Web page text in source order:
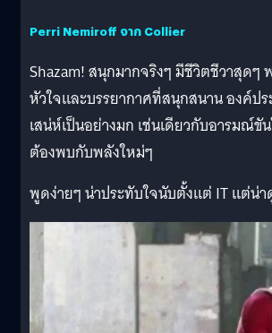
Perri Nemiroff จาก Collier
Shazam! สนุกมากจริงๆ มีชีวิตชีวาสุดๆ
หัวใจและบรรยากาศที่สนุกสนาน องค์ป
เสน่ห์เป็นอย่างมก เช่นเดียวกับอารมณ์ขั
ต้องพบกับพลังใหม่ๆ
พูดง่ายๆ น่าประทับใจนับตั้งแต่ IT แต่น่า